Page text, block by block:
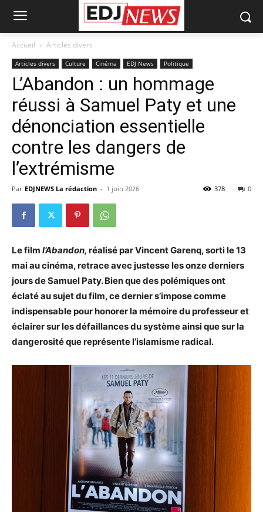
Accueil Articles divers
Articles divers Culture Cinéma EDJ News Politique
L’Abandon : un hommage
réussi à Samuel Paty et une
dénonciation essentielle
contre les dangers de
l’extrémisme
Par EDJNEWS La rédaction - 1 juin 2026 0
378
Le film l’Abandon, réalisé par Vincent Garenq, sorti le 13
mai au cinéma, retrace avec justesse les onze derniers
jours de Samuel Paty. Bien que des polémiques ont
éclaté au sujet du film, ce dernier s’impose comme
indispensable pour honorer la mémoire du professeur et
éclairer sur les défaillances du système ainsi que sur la
dangerosité que représente l’islamisme radical.